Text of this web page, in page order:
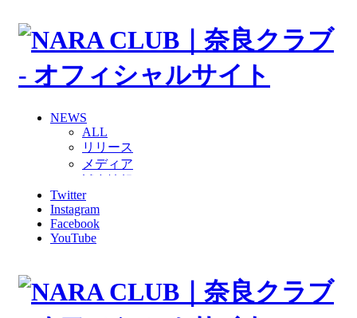
NEWS
ALL
リリース
メディア
グッズ
ファンコミュニティ
普及・育成
ホームタウン
その他
TEAM
Twitter
Instagram
Facebook
YouTube